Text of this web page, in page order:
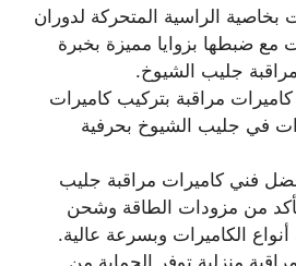
بخاصية الراسية المتحركة لدوران
مع ضبطها بزوايا مميزة بخبرة
جليب الشيوخ.
مراقبة بتركيب كاميرات
في جليب الشيوخ بحرفية
فني كاميرات مراقبة جليب
من مزودات الطاقة وشحن
أنواع الكاميرات وبسرعة عالية.
منزلية توفر الحماية من